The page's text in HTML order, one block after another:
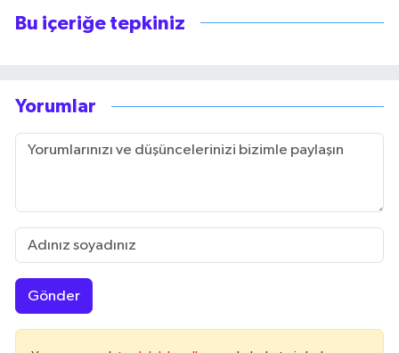
Bu içeriğe tepkiniz
Yorumlar
Gönder